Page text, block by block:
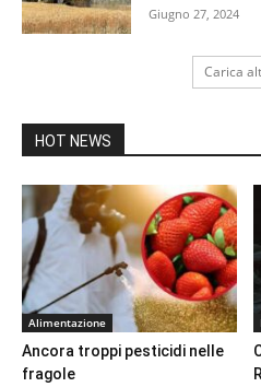
Giugno 27, 2024
Carica
HOT NEWS
Alimentazione
Ancora troppi pesticidi nelle
fragole